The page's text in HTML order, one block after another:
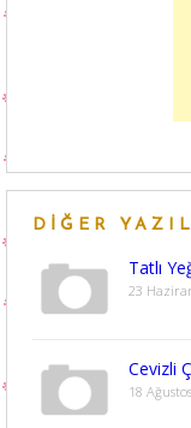
DIĞER
Tatlı
23
Cevizli
18